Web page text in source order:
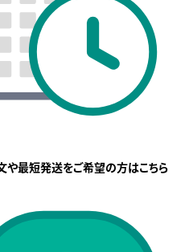
や最短発送をご希望の方はこちら